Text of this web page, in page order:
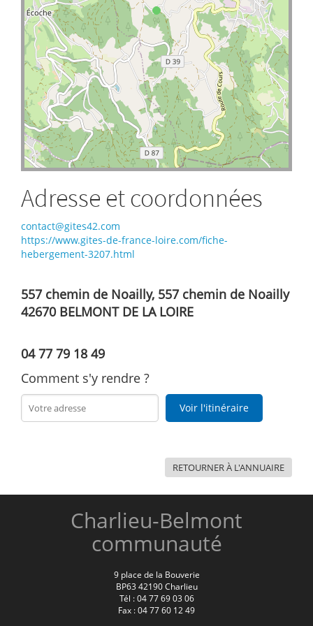
Adresse et coordonnées
contact@gites42.com
https://www.gites-de-france-loire.com/fiche-
hebergement-3207.html
557 chemin de Noailly, 557 chemin de Noailly
42670 BELMONT DE LA LOIRE
04 77 79 18 49
Comment s'y rendre ?
Voir l'itinéraire
RETOURNER À L'ANNUAIRE
Charlieu-Belmont
communauté
9 place de la Bouverie
BP63 42190 Charlieu
Tél : 04 77 69 03 06
Fax : 04 77 60 12 49